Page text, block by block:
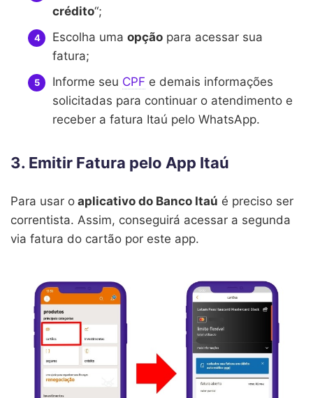
crédito“;
Escolha uma opção para acessar sua
fatura;
Informe seu CPF e demais informações
solicitadas para continuar o atendimento e
receber a fatura Itaú pelo WhatsApp.
3. Emitir Fatura pelo App Itaú
Para usar o aplicativo do Banco Itaú é preciso ser
correntista. Assim, conseguirá acessar a segunda
via fatura do cartão por este app.